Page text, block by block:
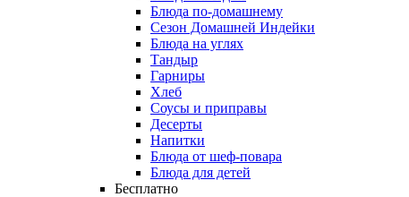
Блюда по-домашнему
Сезон Домашней Индейки
Блюда на углях
Тандыр
Гарниры
Хлеб
Соусы и приправы
Десерты
Напитки
Блюда от шеф-повара
Блюда для детей
Бесплатно